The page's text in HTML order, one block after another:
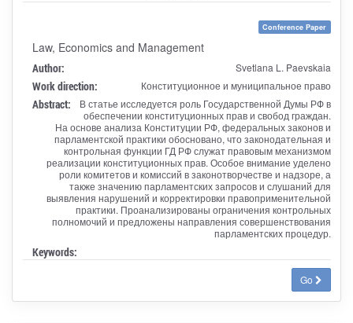
Conference Paper
Law, Economics and Management
Author: Svetlana L. Paevskaia
Work direction: Конституционное и муниципальное право
Abstract:
В статье исследуется роль Государственной Думы РФ в
обеспечении конституционных прав и свобод граждан.
На основе анализа Конституции РФ, федеральных законов и
парламентской практики обосновано, что законодательная и
контрольная функции ГД РФ служат правовым механизмом
реализации конституционных прав. Особое внимание уделено
роли комитетов и комиссий в законотворчестве и надзоре, а
также значению парламентских запросов и слушаний для
выявления нарушений и корректировки правоприменительной
практики. Проанализированы ограничения контрольных
полномочий и предложены направления совершенствования
парламентских процедур.
Keywords:
Go